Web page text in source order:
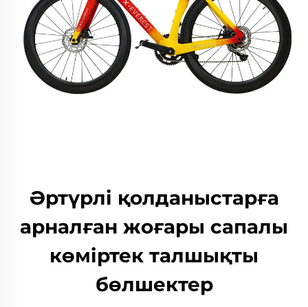
Әртүрлі қолданыстарға
арналған жоғары сапалы
көміртек талшықты
бөлшектер